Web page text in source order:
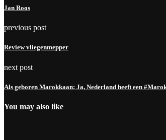
Jan Roos
previous post
Review vliegenmepper
next post
Als geboren Marokkaan: Ja, Nederland heeft een
You may also like